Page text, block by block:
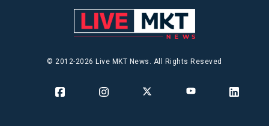
© 2012-2026 Live MKT News. All Rights Reseved